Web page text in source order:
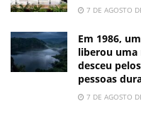
7 DE AGOSTO
Em 1986,
liberou uma
desceu
pessoas
7 DE AGOSTO